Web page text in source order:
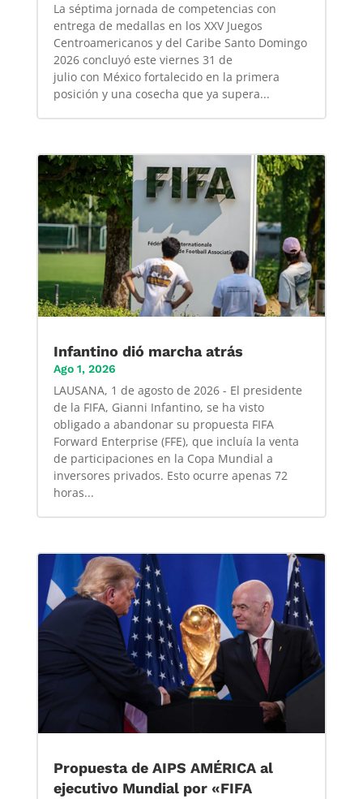
La séptima jornada de competencias con
entrega de medallas en los XXV Juegos
Centroamericanos y del Caribe Santo Domingo
2026 concluyó este viernes 31 de
julio con México fortalecido en la primera
posición y una cosecha que ya supera...
Infantino dió marcha atrás
Ago 1, 2026
LAUSANA, 1 de agosto de 2026 - El presidente
de la FIFA, Gianni Infantino, se ha visto
obligado a abandonar su propuesta FIFA
Forward Enterprise (FFE), que incluía la venta
de participaciones en la Copa Mundial a
inversores privados. Esto ocurre apenas 72
horas...
Propuesta de AIPS AMÉRICA al
ejecutivo Mundial por «FIFA